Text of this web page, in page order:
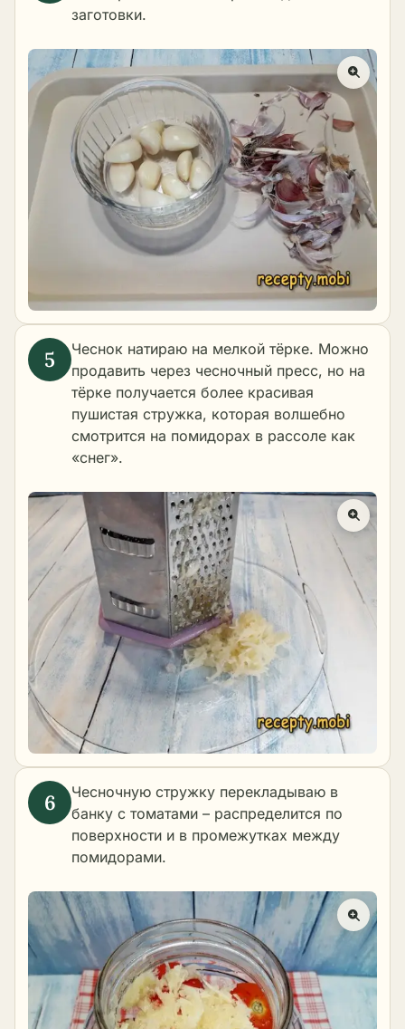
заготовки.
Чеснок натираю на мелкой тёрке. Можно
продавить через чесночный пресс, но на
тёрке получается более красивая
пушистая стружка, которая волшебно
смотрится на помидорах в рассоле как
«снег».
Чесночную стружку перекладываю в
банку с томатами – распределится по
поверхности и в промежутках между
помидорами.